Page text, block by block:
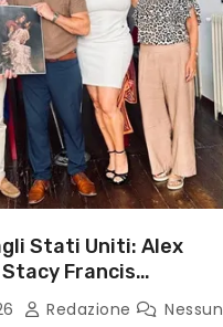
Stati Uniti: Alex
Francis
musica e
Redazione
Nessun